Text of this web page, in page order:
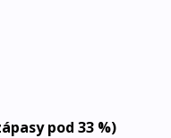
pod 33 %)